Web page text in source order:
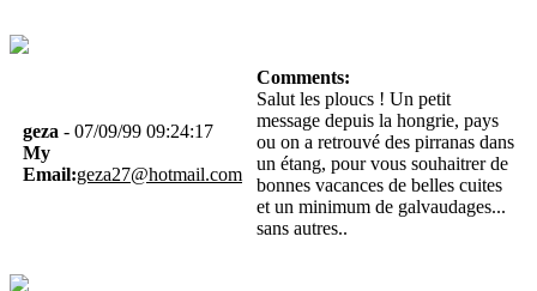
geza - 07/09/99 09:24:17
My
Email:geza27@hotmail.com
Comments:
Salut les ploucs ! Un petit
message depuis la hongrie, pays
ou on a retrouvé des pirranas dans
un étang, pour vous souhaitrer de
bonnes vacances de belles cuites
et un minimum de galvaudages...
sans autres..